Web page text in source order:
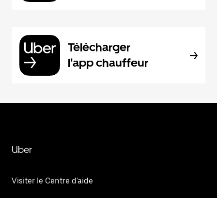
Télécharger
l'app chauffeur
Uber
Visiter le Centre d'aide